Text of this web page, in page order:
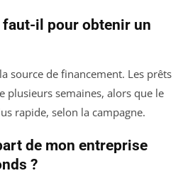
faut-il pour obtenir un
source de financement. Les prêts
plusieurs semaines, alors que le
rapide, selon la campagne.
de mon entreprise
?